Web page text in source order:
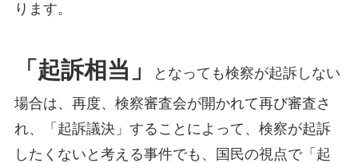
ります。
「起訴相当」
となっても検察が起訴しない
場合は、再度、検察審査会が開かれて再び審査さ
れ、「起訴議決」することによって、検察が起訴
したくないと考える事件でも、国民の視点で「起